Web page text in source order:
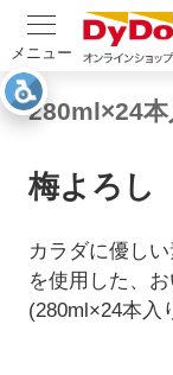
メニュー
280ml×24本
梅よろし
カラダに優し
を使用した、
(280ml×24本入